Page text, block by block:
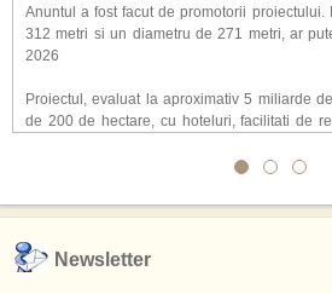
Anuntul a fost facut de promotorii proiectului.
312 metri si un diametru de 271 metri, ar
2026
Proiectul, evaluat la aproximativ 5 miliarde
de 200 de hectare, cu hoteluri, facilitati de
atragerea a pana la 10 milioane de turisti
exclusiv simularea suprafetei lunare.
,,Credem ca exista sanse mari sa anuntam
multe'', a declarat Michael R. Henderson,
Newsletter